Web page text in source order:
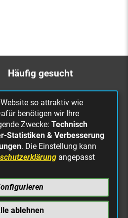
Häufig gesucht
Bürgerbüro
Online Rathaus
Was erledige ich wo?
Stellenangebote
Mängelmeldung
defekt
so attraktiv wie
benötigen wir Ihre
Zwecke: Technisch
Statistiken & Verbesserung
. Die Einstellung kann
angepasst
ablehnen